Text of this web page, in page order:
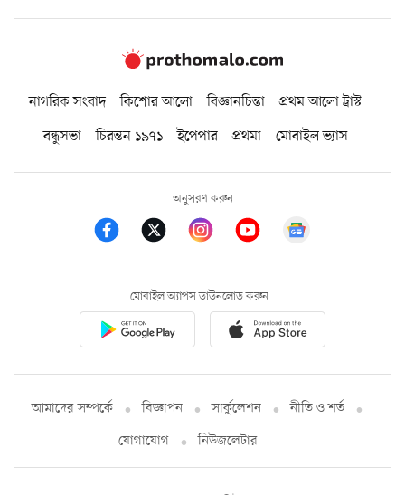
নাগরিক সংবাদ কিশোর আলো বিজ্ঞানচিন্তা
প্রথম আলো ট্রাস্ট
বন্ধুসভা
চিরন্তন ১৯৭১ ইপেপার প্রথমা মোবাইল ভ্যাস
অনুসরণ করুন
মোবাইল অ্যাপস ডাউনলোড করুন
আমাদের সম্পর্কে বিজ্ঞাপন সার্কুলেশন
নীতি ও শর্ত
যোগাযোগ
নিউজলেটার